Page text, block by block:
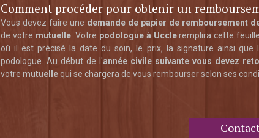
Comment procéder pour obtenir un
Vous devez faire une demande de papier de remboursement
de votre mutuelle. Votre podologue à Uccleremplira cette
où il est précisé la date du soin, le prix, la signature ainsi que
podologue. Au début de l'année civile suivante vous devez
votre mutuellequi se chargera de vous rembourser selon ses